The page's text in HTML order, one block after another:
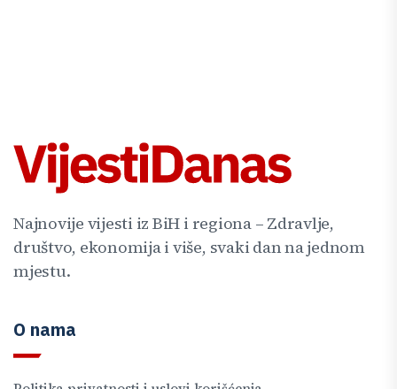
Najnovije vijesti iz BiH i regiona – Zdravlje,
društvo, ekonomija i više, svaki dan na jednom
mjestu.
O nama